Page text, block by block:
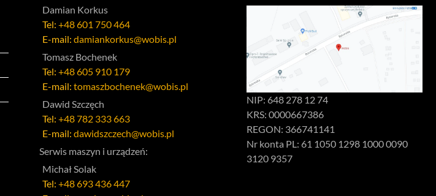
Damian Korkus
Tel: +48 601 750 464
E-mail: damiankorkus@wobis.pl
Tomasz Bochenek
Tel: +48 605 910 179
E-mail: tomaszbochenek@wobis.pl
Dawid Szczęch
Tel: +48 782 333 663
E-mail: dawidszczech@wobis.pl
Serwis maszyn i urządzeń:
Michał Solak
Tel: +48 693 436 447
NIP: 648 278 12 74
KRS: 0000667386
REGON: 366741141
Nr konta PL: 61 1050 1298 1000 0090
3120 9357